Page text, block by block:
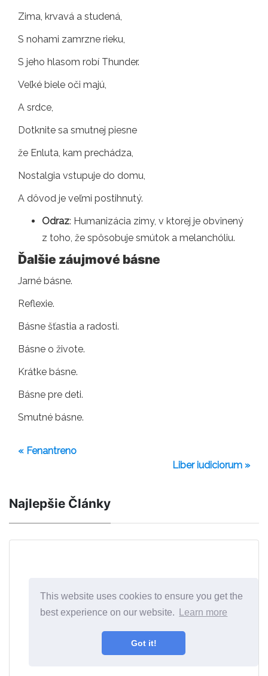
This website uses cookies to ensure you get the
best experience on our website.
Learn more
Got it!
Zima, krvavá a studená,
S nohami zamrzne rieku,
S jeho hlasom robí Thunder.
Veľké biele oči majú,
A srdce,
Dotknite sa smutnej piesne
že Enluta, kam prechádza,
Nostalgia vstupuje do domu,
A dôvod je veľmi postihnutý.
Odraz: Humanizácia zimy, v ktorej je obvinený
z toho, že spôsobuje smútok a melanchóliu.
Ďalšie záujmové básne
Jarné básne.
Reflexie.
Básne šťastia a radosti.
Básne o živote.
Krátke básne.
Básne pre deti.
Smutné básne.
« Fenantreno
Liber iudiciorum »
Najlepšie Články